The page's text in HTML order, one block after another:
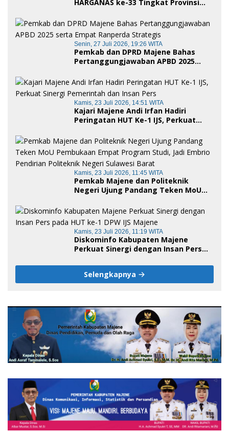
HARGANAS ke-33 Tingkat Provinsi
Ayah dalam Keluarga
Senin, 27 Juli 2026, 19:26 WITA
Pemkab dan DPRD Majene Bahas
Pertanggungjawaban APBD 2025
Kamis, 23 Juli 2026, 14:51 WITA
Kajari Majene Andi Irfan Hadiri
Peringatan HUT Ke-1 IJS, Perkuat
Kamis, 23 Juli 2026, 11:45 WITA
Pemkab Majene dan Politeknik
Negeri Ujung Pandang Teken MoU
Jadi Embrio Pendirian Politeknik
Negeri Sulawesi Barat
Kamis, 23 Juli 2026, 11:19 WITA
Diskominfo Kabupaten Majene
Perkuat Sinergi dengan Insan Pers
Selengkapnya